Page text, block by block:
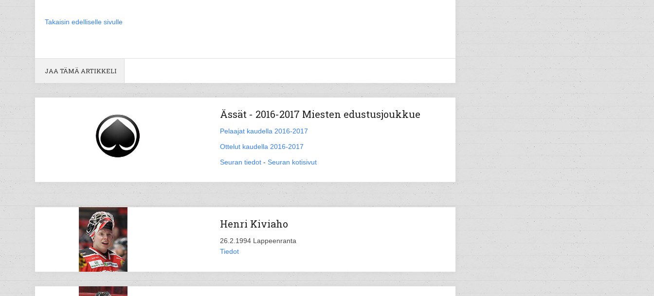
Takaisin edelliselle sivulle
JAA TÄMÄ ARTIKKELI
Ässät - 2016-2017 Miesten edustusjoukkue
Pelaajat kaudella 2016-2017
Ottelut kaudella 2016-2017
Seuran tiedot - Seuran kotisivut
Henri Kiviaho
26.2.1994 Lappeenranta
Tiedot